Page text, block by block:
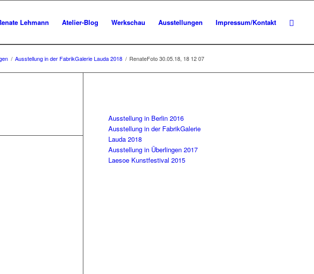
Lehmann Atelier-Blog Werkschau Ausstellungen Impressum/Kontakt
/ Ausstellung in der FabrikGalerie Lauda 2018 / RenateFoto 30.05.18, 18 12 07
Ausstellung in Berlin 2016
Ausstellung in der FabrikGalerie
Lauda 2018
Ausstellung in Überlingen 2017
Laesoe Kunstfestival 2015